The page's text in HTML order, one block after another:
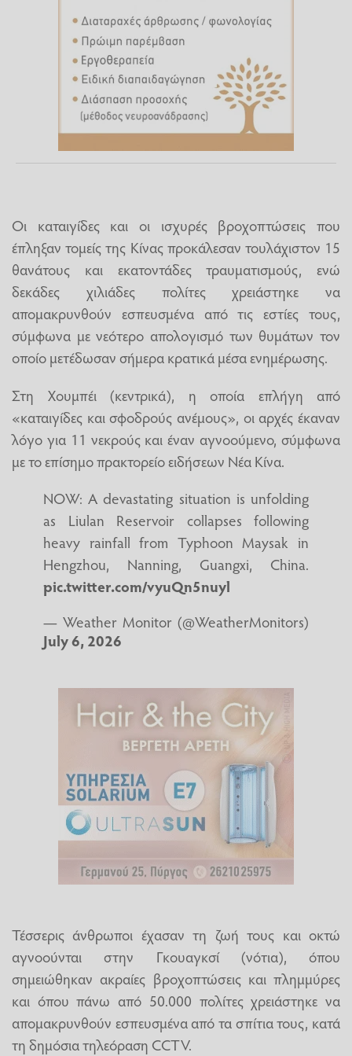
Οι καταιγίδες και οι ισχυρές βροχοπτώσεις που
έπληξαν τομείς της Κίνας προκάλεσαν τουλάχιστον 15
θανάτους και εκατοντάδες τραυματισμούς, ενώ
δεκάδες χιλιάδες πολίτες χρειάστηκε να
απομακρυνθούν εσπευσμένα από τις εστίες τους,
σύμφωνα με νεότερο απολογισμό των θυμάτων τον
οποίο μετέδωσαν σήμερα κρατικά μέσα ενημέρωσης.
Στη Χουμπέι (κεντρικά), η οποία επλήγη από
«καταιγίδες και σφοδρούς ανέμους», οι αρχές έκαναν
λόγο για 11 νεκρούς και έναν αγνοούμενο, σύμφωνα
με το επίσημο πρακτορείο ειδήσεων Νέα Κίνα.
NOW: A devastating situation is unfolding
as Liulan Reservoir collapses following
heavy rainfall from Typhoon Maysak in
Hengzhou, Nanning, Guangxi, China.
pic.twitter.com/vyuQn5nuyl
— Weather Monitor (@WeatherMonitors)
July 6, 2026
Τέσσερις άνθρωποι έχασαν τη ζωή τους και οκτώ
αγνοούνται στην Γκουαγκσί (νότια), όπου
σημειώθηκαν ακραίες βροχοπτώσεις και πλημμύρες
και όπου πάνω από 50.000 πολίτες χρειάστηκε να
απομακρυνθούν εσπευσμένα από τα σπίτια τους, κατά
τη δημόσια τηλεόραση CCTV.